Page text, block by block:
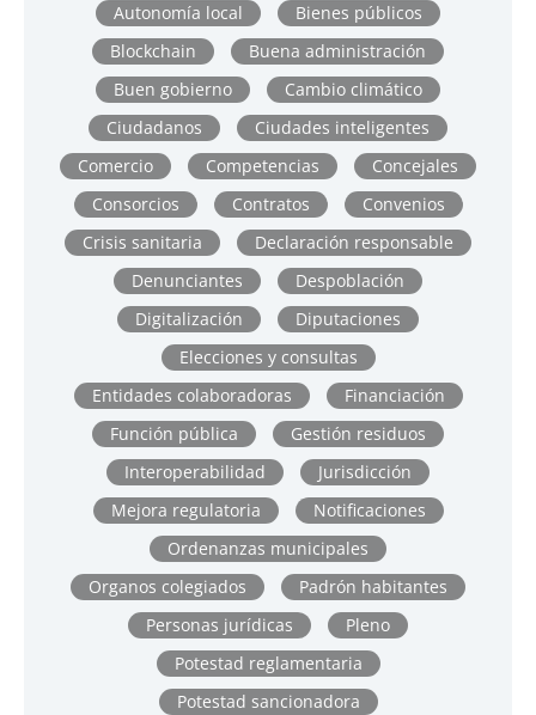
Autonomía local
Bienes públicos
Blockchain
Buena administración
Buen gobierno
Cambio climático
Ciudadanos
Ciudades inteligentes
Comercio
Competencias
Concejales
Consorcios
Contratos
Convenios
Crisis sanitaria
Declaración responsable
Denunciantes
Despoblación
Digitalización
Diputaciones
Elecciones y consultas
Entidades colaboradoras
Financiación
Función pública
Gestión residuos
Interoperabilidad
Jurisdicción
Mejora regulatoria
Notificaciones
Ordenanzas municipales
Organos colegiados
Padrón habitantes
Personas jurídicas
Pleno
Potestad reglamentaria
Potestad sancionadora